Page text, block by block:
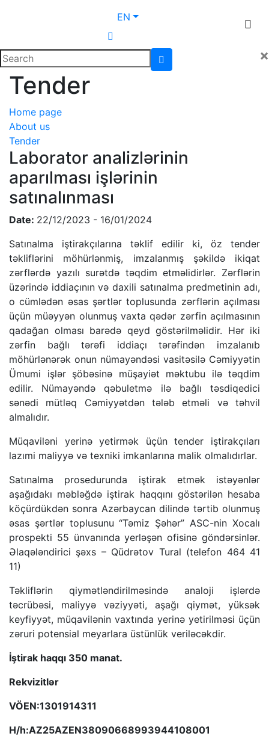
EN
×
Tender
Home page
About us
Tender
Laborator analizlərinin
aparılması işlərinin
satınalınması
Date: 22/12/2023 - 16/01/2024
Satınalma iştirakçılarına təklif edilir ki, öz tender
təkliflərini möhürlənmiş, imzalanmış şəkildə ikiqat
zərflərdə yazılı surətdə təqdim etməlidirlər. Zərflərin
üzərində iddiaçının və daxili satınalma predmetinin adı,
o cümlədən əsas şərtlər toplusunda zərflərin açılması
üçün müəyyən olunmuş vaxta qədər zərfin açılmasının
qadağan olması barədə qeyd göstərilməlidir. Hər iki
zərfin bağlı tərəfi iddiaçı tərəfindən imzalanıb
möhürlənərək onun nümayəndəsi vasitəsilə Cəmiyyətin
Ümumi işlər şöbəsinə müşayiət məktubu ilə təqdim
edilir. Nümayəndə qəbuletmə ilə bağlı təsdiqedici
sənədi mütləq Cəmiyyətdən tələb etməli və təhvil
almalıdır.
Müqaviləni yerinə yetirmək üçün tender iştirakçıları
lazımi maliyyə və texniki imkanlarına malik olmalıdırlar.
Satınalma prosedurunda iştirak etmək istəyənlər
aşağıdakı məbləğdə iştirak haqqını göstərilən hesaba
köçürdükdən sonra Azərbaycan dilində tərtib olunmuş
əsas şərtlər toplusunu “Təmiz Şəhər” ASC-nin Xocalı
prospekti 55 ünvanında yerləşən ofisinə göndərsinlər.
Əlaqələndirici şəxs – Qüdrətov Tural (telefon 464 41
11)
Təkliflərin qiymətləndirilməsində analoji işlərdə
təcrübəsi, maliyyə vəziyyəti, aşağı qiymət, yüksək
keyfiyyət, müqavilənin vaxtında yerinə yetirilməsi üçün
zəruri potensial meyarlara üstünlük veriləcəkdir.
İştirak haqqı 350 manat.
Rekvizitlər
VÖEN:1301914311
H/h:AZ25AZEN38090668993944108001